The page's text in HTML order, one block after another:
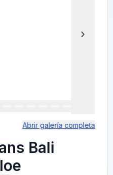
›
Abrir galería completa
Bali